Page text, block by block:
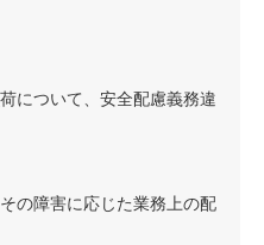
について、安全配慮義務違
の障害に応じた業務上の配